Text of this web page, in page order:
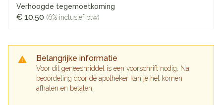
Verhoogde tegemoetkoming
€ 10,50 (6% inclusief btw)
Belangrijke informatie
Voor dit geneesmiddel is een voorschrift nodig. Na
beoordeling door de apotheker kan je het komen
afhalen en betalen.